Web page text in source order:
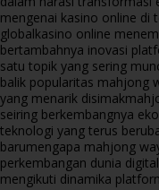
mengenai kasino online di
globalkasino online
bertambahnya inovasi
satu topik yang sering
balik popularitas mahjong
yang menarik disimak
seiring berkembangnya
teknologi yang terus
barumengapa mahjong
perkembangan dunia digital
mengikuti dinamika